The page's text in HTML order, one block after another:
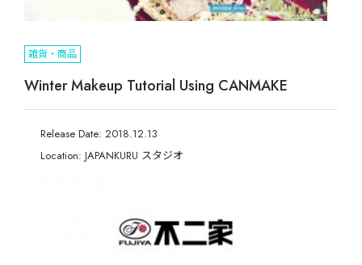
雑貨・商品
Winter Makeup Tutorial Using CANMAKE
Release Date: 2018.12.13
Location: JAPANKURU スタジオ